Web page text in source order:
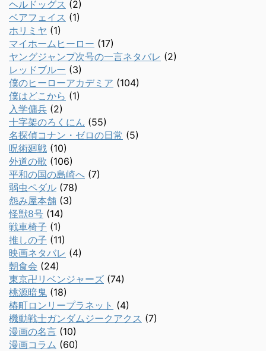
ヘルドッグス (2)
ベアフェイス (1)
ホリミヤ (1)
マイホームヒーロー (17)
ヤングジャンプ次号の一言ネタバレ (2)
レッドブルー (3)
僕のヒーローアカデミア (104)
僕はどこから (1)
入学傭兵 (2)
十字架のろくにん (55)
名探偵コナン・ゼロの日常 (5)
呪術廻戦 (10)
外道の歌 (106)
平和の国の島崎へ (7)
弱虫ペダル (78)
怨み屋本舗 (3)
怪獣8号 (14)
戦車椅子 (1)
推しの子 (11)
映画ネタバレ (4)
朝食会 (24)
東京卍リベンジャーズ (74)
桃源暗鬼 (18)
椿町ロンリープラネット (4)
機動戦士ガンダムジークアクス (7)
漫画の名言 (10)
漫画コラム (60)